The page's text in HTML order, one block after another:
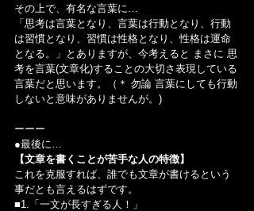
その上で、有名な言葉に…
「思考は言葉となり、言葉は行動となり、行動
は習慣となり、習慣は性格となり、性格は運命
となる。」とありますが、今考えると まさに 思
考を言葉(文章化)することの大切さ表現している
言葉だと思います。（＊ 勿論 言葉にしても行動
しないと意味がありませんが。)
ーーー
●最後に…
【文章を書くことが苦手な人の特徴】
これを克服すれば、誰でも文章が書けるという
事だとも言えるはずです。
■1.「一文が長すぎる人！」